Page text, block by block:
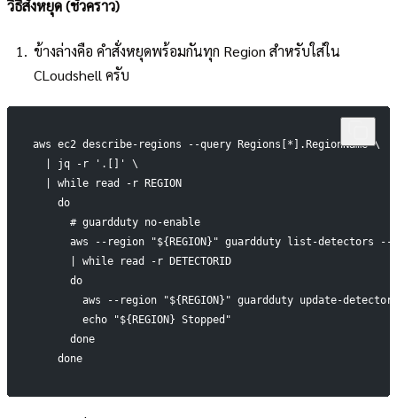
วิธีสั่งหยุด (ชั่วคราว)
ข้างล่างคือ คำสั่งหยุดพร้อมกันทุก Region สำหรับใส่ใน
CLoudshell ครับ
aws ec2 describe-regions --query Regions[*].RegionName \
  | jq -r '.[]' \
  | while read -r REGION
    do
      # guardduty no-enable
aws --region "${REGION}" guardduty list-detectors
      | while read -r DETECTORID
      do
aws --region "${REGION}" guardduty update-
        echo "${REGION} Stopped"
      done
    done